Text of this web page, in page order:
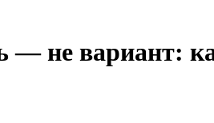
не вариант: